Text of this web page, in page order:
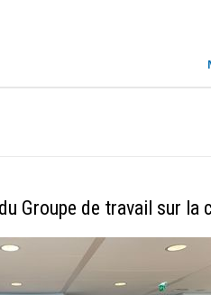
Groupe de travail sur la